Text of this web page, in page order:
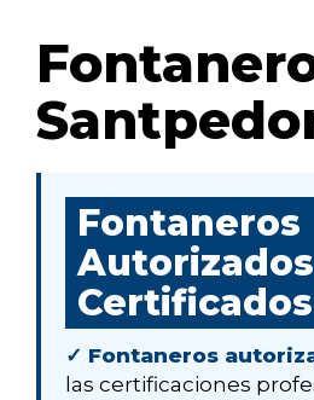
Fontaneros
Certificados
✓ Fontaneros
las certificaciones